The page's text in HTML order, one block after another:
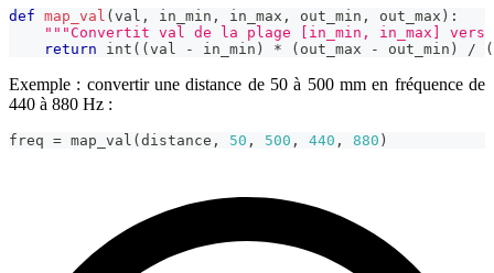
def map_val ( val , in_min , in_max , out_min , out_max ) :
"""Convertit val de la plage [in_min, in_max] vers
return
int ( ( val - in_min ) * ( out_max - out_min ) / (
Exemple : convertir une distance de 50 à 500 mm en fréquence de
440 à 880 Hz :
freq = map_val ( distance , 50 , 500 , 440 , 880 )